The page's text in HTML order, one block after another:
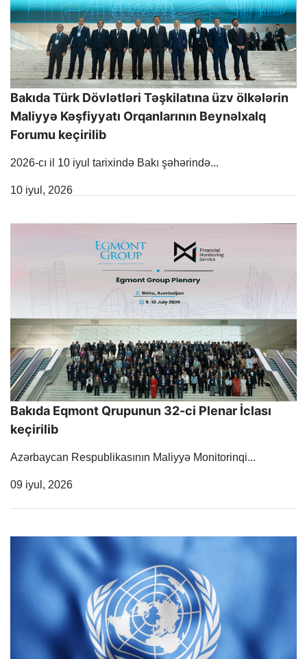
Bakıda Türk Dövlətləri Təşkilatına üzv ölkələrin
Maliyyə Kəşfiyyatı Orqanlarının Beynəlxalq
Forumu keçirilib
2026-cı il 10 iyul tarixində Bakı şəhərində...
Release Date
10 iyul, 2026
Bakıda Eqmont Qrupunun 32-ci Plenar İclası
keçirilib
Azərbaycan Respublikasının Maliyyə Monitorinqi...
Release Date
09 iyul, 2026